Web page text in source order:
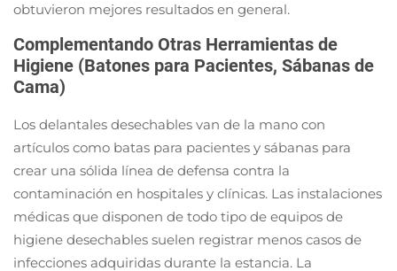
obtuvieron mejores resultados en general.
Complementando Otras Herramientas de
Higiene (Batones para Pacientes, Sábanas de
Cama)
Los delantales desechables van de la mano con
artículos como batas para pacientes y sábanas para
crear una sólida línea de defensa contra la
contaminación en hospitales y clínicas. Las instalaciones
médicas que disponen de todo tipo de equipos de
higiene desechables suelen registrar menos casos de
infecciones adquiridas durante la estancia. La